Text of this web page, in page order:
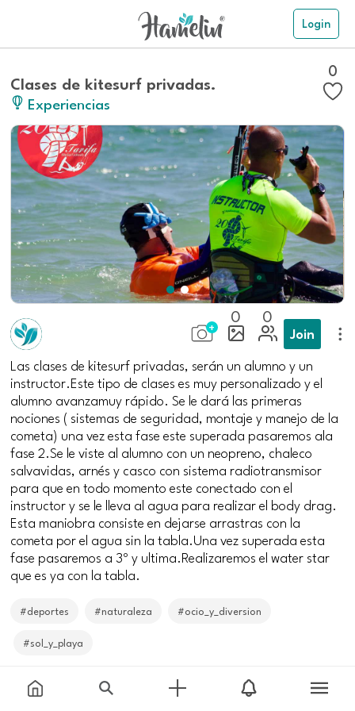
Login
Clases de kitesurf privadas.
Experiencias
0
0 0
Join
Las clases de kitesurf privadas, serán un alumno y un
instructor.Este tipo de clases es muy personalizado y el
alumno avanzamuy rápido. Se le dará las primeras
nociones ( sistemas de seguridad, montaje y manejo de la
cometa) una vez esta fase este superada pasaremos ala
fase 2.Se le viste al alumno con un neopreno, chaleco
salvavidas, arnés y casco con sistema radiotransmisor
para que en todo momento este conectado con el
instructor y se le lleva al agua para realizar el body drag.
Esta maniobra consiste en dejarse arrastras con la
cometa por el agua sin la tabla.Una vez superada esta
fase pasaremos a 3º y ultima.Realizaremos el water star
que es ya con la tabla.
#deportes #naturaleza #ocio_y_diversion
#sol_y_playa
From01-07-20to 65€